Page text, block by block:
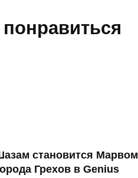
становится Марвом
Грехов в Genius